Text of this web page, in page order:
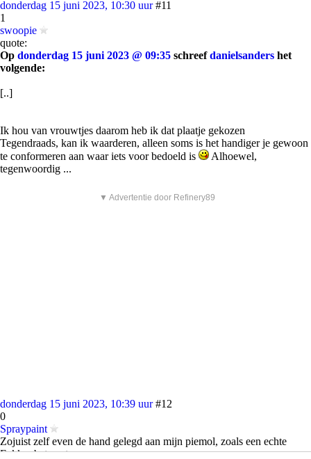
donderdag 15 juni 2023, 10:30 uur #11
1
swoopie
quote:
Op donderdag 15 juni 2023 @ 09:35 schreefdanielsanders het
volgende:
[..]
Ik hou van vrouwtjes daarom heb ik dat plaatje gekozen
Tegendraads, kan ik waarderen, alleen soms is het handiger je gewoon
te conformeren aan waar iets voor bedoeld is
Alhoewel,
tegenwoordig ...
▼ Advertentie door Refinery89
donderdag 15 juni 2023, 10:39 uur #12
0
Spraypaint
Zojuist zelf even de hand gelegd aan mijn piemol, zoals een echte
Fokker betaamt.